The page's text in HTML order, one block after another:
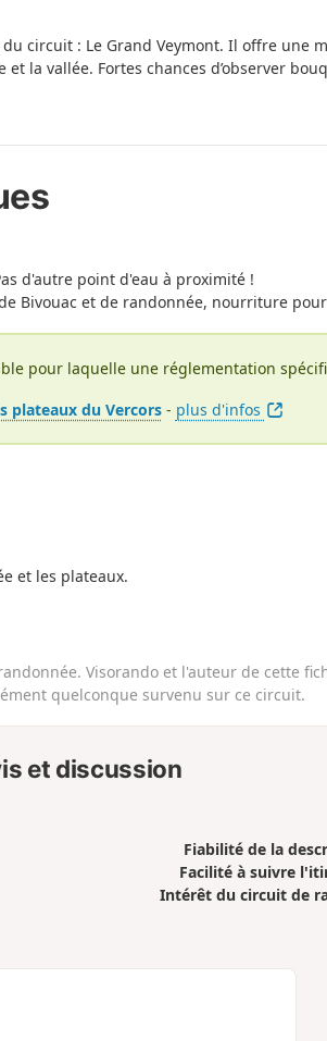
circuit : Le Grand Veymont. Il offre une
la vallée. Fortes chances d’observer
d'autre point d'eau à proximité !
Bivouac et de randonnée, nourriture
pour laquelle une réglementation
plateaux du Vercors- plus d'infos
et les plateaux.
Visorando et l'auteur de cette
quelconque survenu sur ce circuit.
et discussion
Fiabilité de la
Facilité à suivre
Intérêt du circuit de